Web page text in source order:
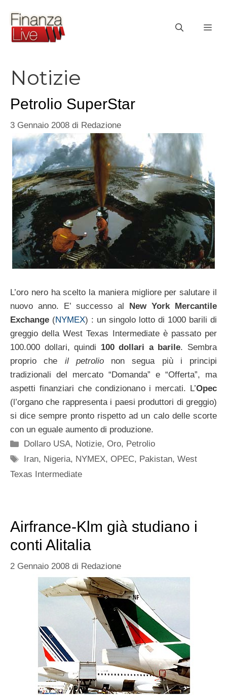
contenuto
Notizie
Petrolio SuperStar
3 Gennaio 2008 di Redazione
L’oro nero ha scelto la maniera migliore per salutare il
nuovo anno. E’ successo al
New York Mercantile
Exchange (NYMEX) : un singolo lotto di 1000 barili di
greggio della West Texas Intermediate è passato per
100.000 dollari, quindi 100 dollari a barile. Sembra
proprio che il petrolionon segua più i principi
tradizionali del mercato “Domanda” e “Offerta”, ma
aspetti finanziari che condizionano i mercati. L’Opec
(l’organo che rappresenta i paesi produttori di greggio)
si dice sempre pronto rispetto ad un calo delle scorte
con un eguale aumento di produzione.
Categorie
Dollaro USA, Notizie,Oro, Petrolio
Tag
Iran, Nigeria, NYMEX,OPEC, Pakistan,West
Texas Intermediate
Airfrance-Klm già studiano i
conti Alitalia
2 Gennaio 2008 di Redazione